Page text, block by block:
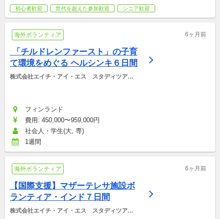
初心者歓迎 世代を超えた参加歓迎 シニア歓迎
海外ボランティア 6ヶ月前
「チルドレンファースト」の子育
て環境をめぐる ヘルシンキ６日間
株式会社エイチ・アイ・エス　スタディツアー
フィンランド
費用: 450,000〜959,000円
社会人・学生(大, 専)
1週間
海外ボランティア 6ヶ月前
【国際支援】マザーテレサ施設ボ
ランティア・インド７日間
株式会社エイチ・アイ・エス　スタディツアー